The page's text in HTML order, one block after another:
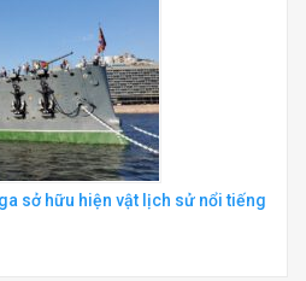
sở hữu hiện vật lịch sử nổi tiếng